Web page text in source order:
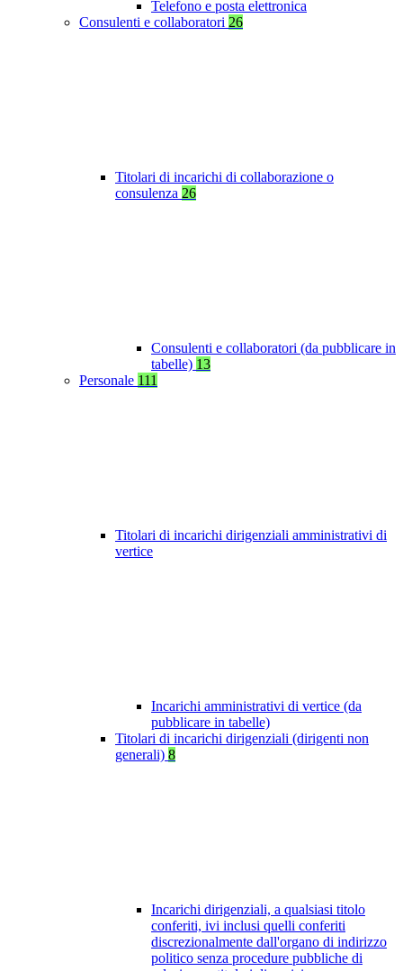
Telefono e posta elettronica
Consulenti e collaboratori 26
Titolari di incarichi di collaborazione o
consulenza 26
Consulenti e collaboratori (da pubblicare in
tabelle) 13
Personale 111
Titolari di incarichi dirigenziali amministrativi di
vertice
Incarichi amministrativi di vertice (da
pubblicare in tabelle)
Titolari di incarichi dirigenziali (dirigenti non
generali) 8
Incarichi dirigenziali, a qualsiasi titolo
conferiti, ivi inclusi quelli conferiti
discrezionalmente dall'organo di indirizzo
politico senza procedure pubbliche di